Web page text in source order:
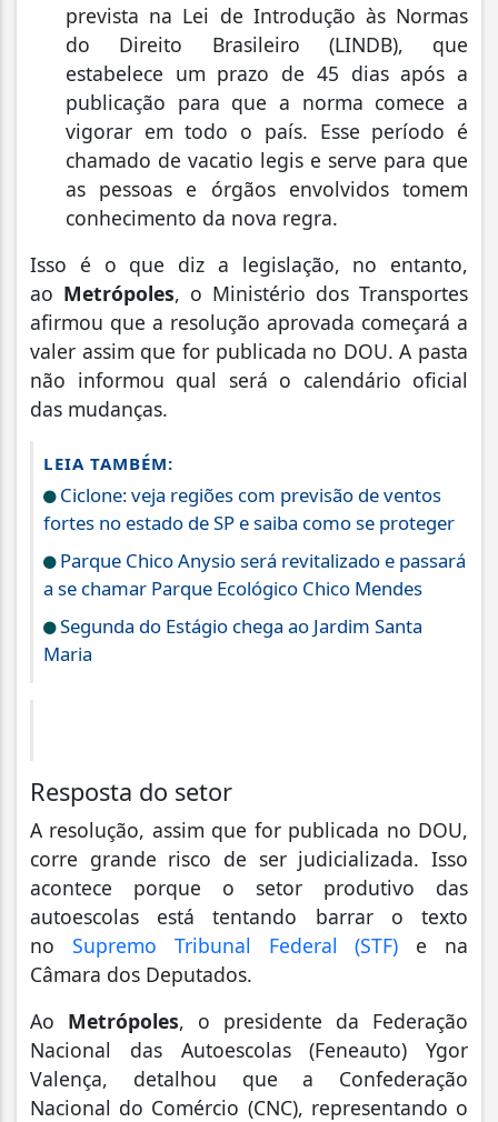
prevista na Lei de Introdução às Normas
do Direito Brasileiro (LINDB), que
estabelece um prazo de 45 dias após a
publicação para que a norma comece a
vigorar em todo o país. Esse período é
chamado de vacatio legis e serve para que
as pessoas e órgãos envolvidos tomem
conhecimento da nova regra.
Isso é o que diz a legislação, no entanto,
ao Metrópoles, o Ministério dos Transportes
afirmou que a resolução aprovada começará a
valer assim que for publicada no DOU. A pasta
não informou qual será o calendário oficial
das mudanças.
LEIA TAMBÉM:
Ciclone: veja regiões com previsão de ventos
fortes no estado de SP e saiba como se proteger
Parque Chico Anysio será revitalizado e passará
a se chamar Parque Ecológico Chico Mendes
Segunda do Estágio chega ao Jardim Santa
Maria
Resposta do setor
A resolução, assim que for publicada no DOU,
corre grande risco de ser judicializada. Isso
acontece porque o setor produtivo das
autoescolas está tentando barrar o texto
no Supremo Tribunal Federal (STF) e na
Câmara dos Deputados.
Ao Metrópoles, o presidente da Federação
Nacional das Autoescolas (Feneauto) Ygor
Valença, detalhou que a Confederação
Nacional do Comércio (CNC), representando o